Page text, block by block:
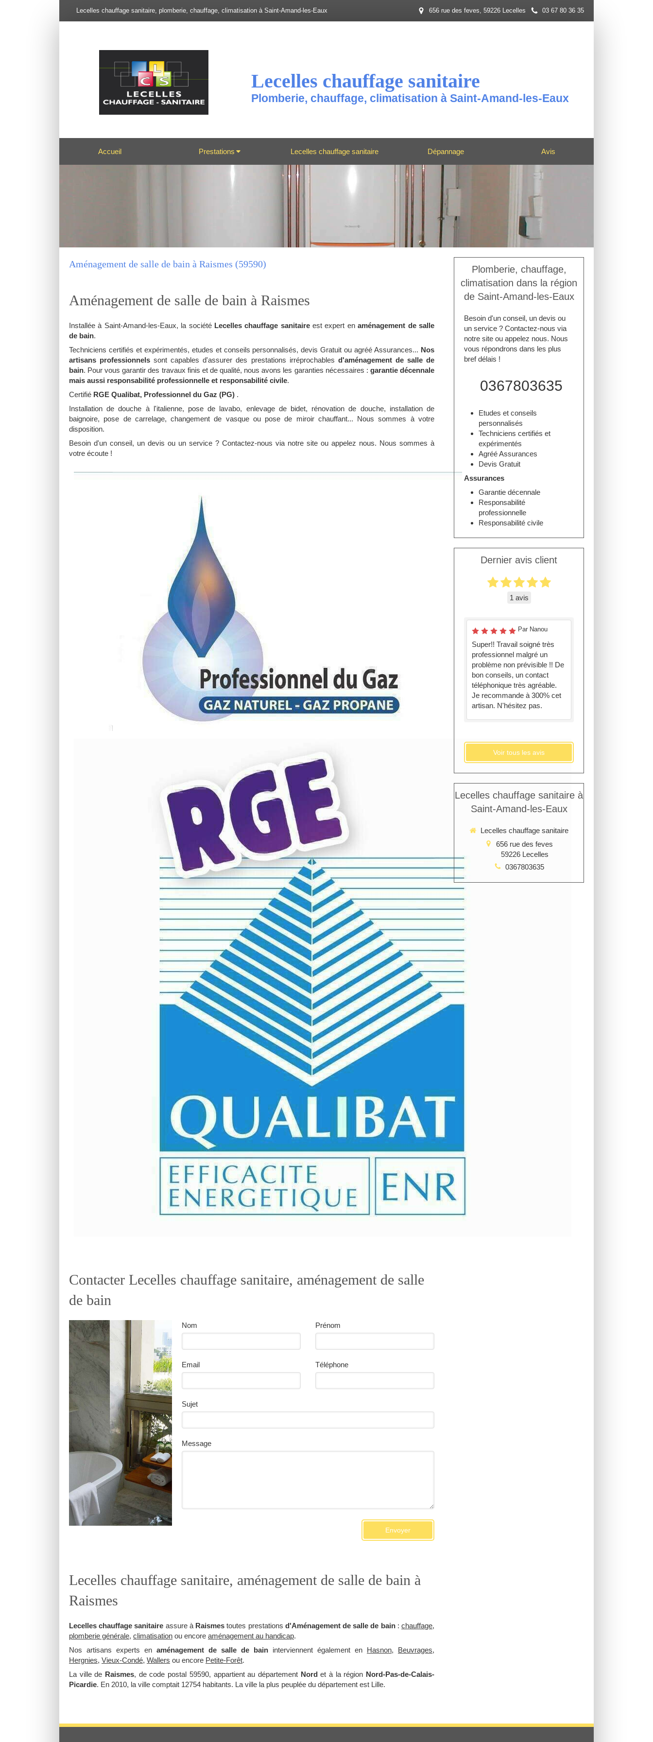
Lecelles chauffage sanitaire, plomberie, chauffage, climatisation à Saint-Amand-les-Eaux 03 67 80 36 35
656 rue des feves, 59226 Lecelles
Lecelles chauffage sanitaire
Plomberie, chauffage, climatisation à Saint-Amand-les-Eaux
Accueil Prestations Lecelles chauffage sanitaire Dépannage Avis
Aménagement de salle de bain à Raismes (59590)
Aménagement de salle de bain à Raismes
Installée à Saint-Amand-les-Eaux, la société Lecelles chauffage sanitaireest expert enaménagement de salle
de bain.
Techniciens certifiés et expérimentés, etudes et conseils personnalisés, devis Gratuit ou agréé Assurances... Nos
artisans professionnels sont capables d'assurer des prestations irréprochables d'aménagement de salle de
bain. Pour vous garantir des travaux finis et de qualité, nous avons les garanties nécessaires : garantie décennale
mais aussi responsabilité professionnelle et responsabilité civile.
Certifié RGE Qualibat, Professionnel du Gaz (PG) .
Installation de douche à l'italienne, pose de lavabo, enlevage de bidet, rénovation de douche, installation de
baignoire, pose de carrelage, changement de vasque ou pose de miroir chauffant... Nous sommes à votre
disposition.
Besoin d'un conseil, un devis ou un service ? Contactez-nous via notre site ou appelez nous. Nous sommes à
votre écoute !
Contacter Lecelles chauffage sanitaire, aménagement de salle
de bain
Nom Prénom
Email Téléphone
Sujet
Message
Envoyer
Lecelles chauffage sanitaire, aménagement de salle de bain à
Raismes
Lecelles chauffage sanitaire assure à Raismes toutes prestations d'Aménagement de salle de bain:chauffage,
plomberie générale, climatisation ou encore aménagement au handicap.
Nos artisans experts en aménagement de salle de bain interviennent également en Hasnon, Beuvrages,
Hergnies, Vieux-Condé, Wallers ou encore Petite-Forêt.
La ville de Raismes, de code postal 59590, appartient au département Nord et à la région Nord-Pas-de-Calais-
Picardie. En 2010, la ville comptait 12754 habitants. La ville la plus peuplée du département est Lille.
Plomberie, chauffage,
climatisation dans la région
de Saint-Amand-les-Eaux
Besoin d'un conseil, un devis ou
un service ? Contactez-nous via
notre site ou appelez nous. Nous
vous répondrons dans les plus
bref délais !
0367803635
Etudes et conseils
personnalisés
Techniciens certifiés et
expérimentés
Agréé Assurances
Devis Gratuit
Assurances
Garantie décennale
Responsabilité
professionnelle
Responsabilité civile
Dernier avis client
1 avis
Par Nanou
Super!! Travail soigné très
professionnel malgré un
problème non prévisible !! De
bon conseils, un contact
téléphonique très agréable.
Je recommande à 300% cet
artisan. N'hésitez pas.
Voir tous les avis
Lecelles chauffage sanitaire à
Saint-Amand-les-Eaux
Lecelles chauffage sanitaire
656 rue des feves
59226 Lecelles
0367803635